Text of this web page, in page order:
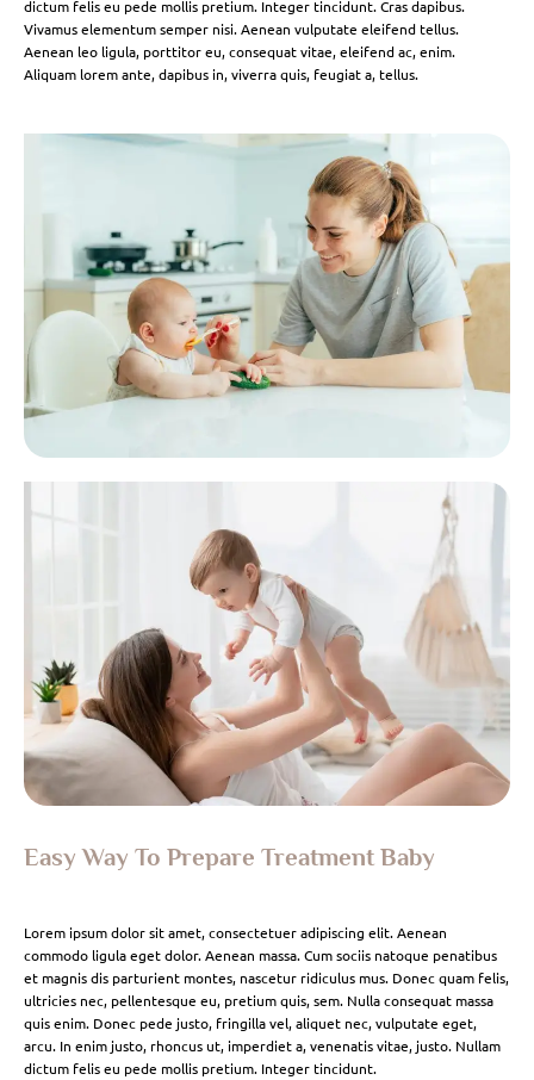
dictum felis eu pede mollis pretium. Integer tincidunt. Cras dapibus.
Vivamus elementum semper nisi. Aenean vulputate eleifend tellus.
Aenean leo ligula, porttitor eu, consequat vitae, eleifend ac, enim.
Aliquam lorem ante, dapibus in, viverra quis, feugiat a, tellus.
Easy Way To Prepare Treatment Baby
Lorem ipsum dolor sit amet, consectetuer adipiscing elit. Aenean
commodo ligula eget dolor. Aenean massa. Cum sociis natoque penatibus
et magnis dis parturient montes, nascetur ridiculus mus. Donec quam felis,
ultricies nec, pellentesque eu, pretium quis, sem. Nulla consequat massa
quis enim. Donec pede justo, fringilla vel, aliquet nec, vulputate eget,
arcu. In enim justo, rhoncus ut, imperdiet a, venenatis vitae, justo. Nullam
dictum felis eu pede mollis pretium. Integer tincidunt.